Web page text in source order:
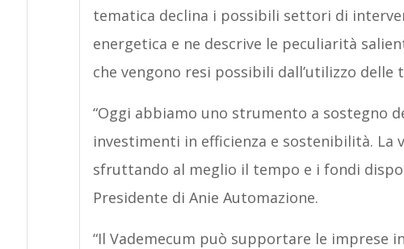
tematica declina i possibili settori di
energetica e ne descrive le peculiarità
che vengono resi possibili dall’utilizzo delle
“Oggi abbiamo uno strumento a sostegno
investimenti in efficienza e sostenibilità.
sfruttando al meglio il tempo e i fondi
Presidente di Anie Automazione.
“Il Vademecum può supportare le imprese